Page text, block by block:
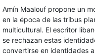
Amín Maalouf propone un
en la época de las tribus
multicultural. El escritor
se rechazan estas
convertirse en identidades